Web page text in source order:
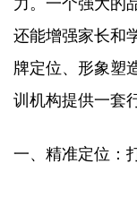
力。一个强大的
还能增强家长和
牌定位、形象塑
训机构提供一套
一、精准定位：